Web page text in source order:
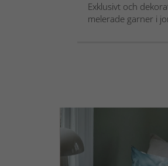
Exklusivt och
melerade garner i